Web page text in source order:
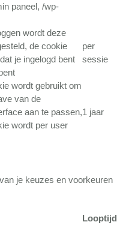
paneel, /wp-
wordt deze
de cookie
je ingelogd bent
per
sessie
wordt gebruikt om
van de
aan te passen,
wordt per user
1 jaar
je keuzes en voorkeuren
Looptijd